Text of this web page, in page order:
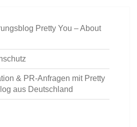
Pretty You – About
& PR-Anfragen mit Pretty
aus Deutschland